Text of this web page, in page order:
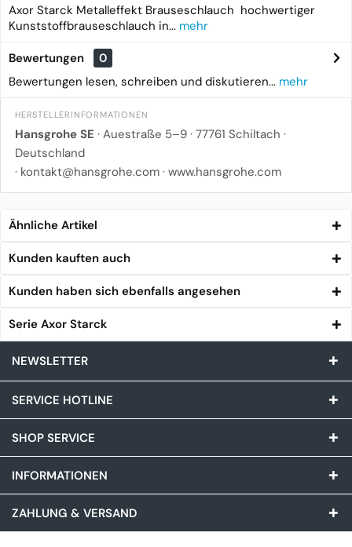
Axor Starck Metalleffekt Brauseschlauch hochwertiger
Kunststoffbrauseschlauch in... mehr
Bewertungen
0
Bewertungen lesen, schreiben und diskutieren... mehr
HERSTELLERINFORMATIONEN
Hansgrohe SE · Auestraße 5–9 · 77761 Schiltach ·
Deutschland
· kontakt@hansgrohe.com · www.hansgrohe.com
Ähnliche Artikel
Kunden kauften auch
Kunden haben sich ebenfalls angesehen
Serie Axor Starck
NEWSLETTER
SERVICE HOTLINE
SHOP SERVICE
INFORMATIONEN
ZAHLUNG & VERSAND